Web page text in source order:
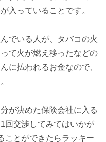
入っていることです。
でいる人が、タバコの火
て火が燃え移ったなどの
に払われるお金なので、
が決めた保険会社に入る
回交渉してみてはいかが
ことができたらラッキー